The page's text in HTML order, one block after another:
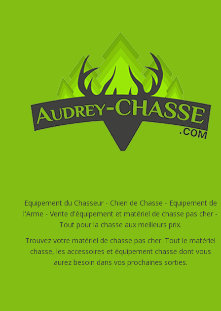
Equipement du Chasseur - Chien de Chasse - Equipement de
l'Arme - Vente d'équipement et matériel de chasse pas cher -
Tout pour la chasse aux meilleurs prix.
Trouvez votre matériel de chasse pas cher. Tout le matériel
chasse, les accessoires et équipement chasse dont vous
aurez besoin dans vos prochaines sorties.